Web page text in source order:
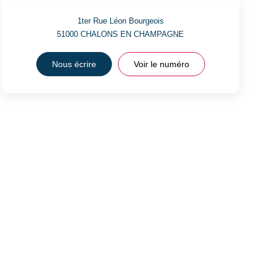
1ter Rue Léon Bourgeois
51000CHALONS EN CHAMPAGNE
Nous écrire Voir le numéro